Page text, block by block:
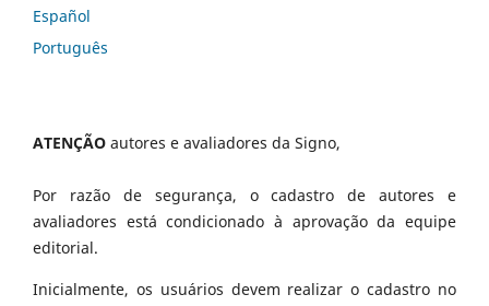
Español
Português
ATENÇÃO autores e avaliadores da Signo,
Por razão de segurança, o cadastro de autores e
avaliadores está condicionado à aprovação da equipe
editorial.
Inicialmente, os usuários devem realizar o cadastro no